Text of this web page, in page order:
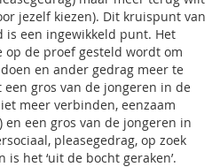
jezelf kiezen). Dit kruispunt van
een ingewikkeld punt. Het
op de proef gesteld wordt om
en ander gedrag meer te
gros van de jongeren in de
meer verbinden, eenzaam
een gros van de jongeren in
pleasegedrag, op zoek
het ‘uit de bocht geraken’.